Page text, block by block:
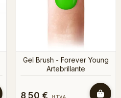
Gel Brush - Forever Young
Artebrillante
8,50 € HTVA